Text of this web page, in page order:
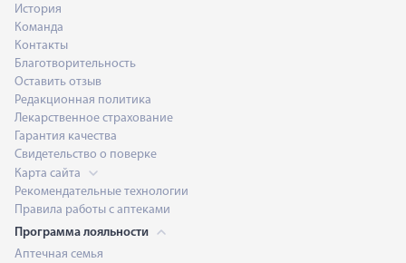
История
Команда
Контакты
Благотворительность
Оставить отзыв
Редакционная политика
Лекарственное страхование
Гарантия качества
Свидетельство о поверке
Карта сайта
Рекомендательные технологии
Правила работы с аптеками
Программа лояльности
Аптечная семья